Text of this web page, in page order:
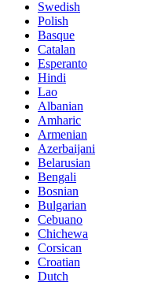
Swedish
Polish
Basque
Catalan
Esperanto
Hindi
Lao
Albanian
Amharic
Armenian
Azerbaijani
Belarusian
Bengali
Bosnian
Bulgarian
Cebuano
Chichewa
Corsican
Croatian
Dutch